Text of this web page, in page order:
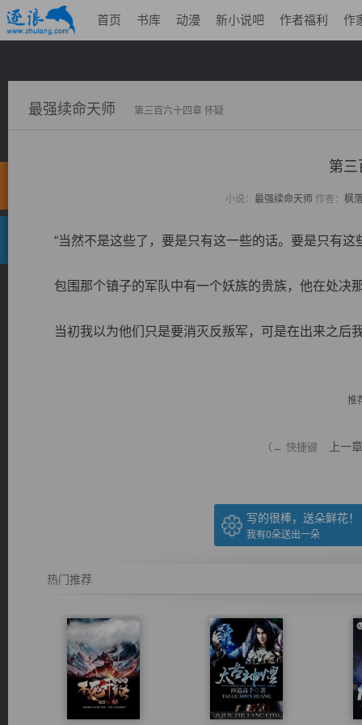
首页 书库 动漫 新小说吧 作者福利 作
最强续命天师 第三百六十四章 怀疑
第三
小说： 最强续命天师 作者： 枫
“当然不是这些了，要是只有这一些的话。要是只有这
包围那个镇子的军队中有一个妖族的贵族，他在处决
当初我以为他们只是要消灭反叛军，可是在出来之后
推
（← 快捷键 上一章
写的很棒，送朵鲜花！
我有0朵送出一朵
热门推荐